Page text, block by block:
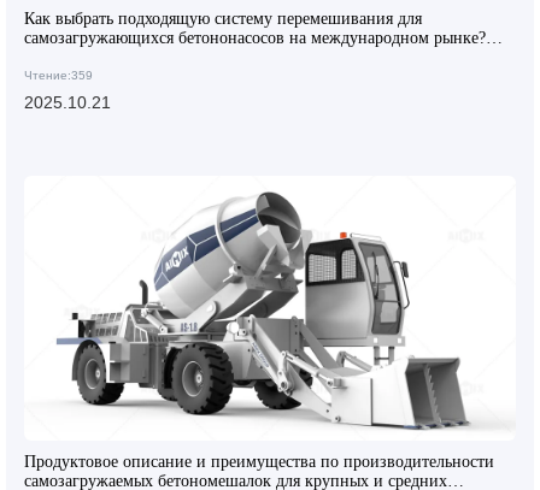
Как выбрать подходящую систему перемешивания для
самозагружающихся бетононасосов на международном рынке?
Чтение:359
2025.10.21
Продуктовое описание и преимущества по производительности
самозагружаемых бетономешалок для крупных и средних